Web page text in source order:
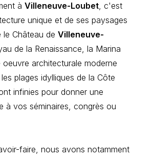
à Villeneuve-Loubet, c'est
unique et de ses paysages
le Château de Villeneuve-
de la Renaissance, la Marina
oeuvre architecturale moderne
plages idylliques de la Côte
infinies pour donner une
à vos séminaires, congrès ou
faire, nous avons notamment